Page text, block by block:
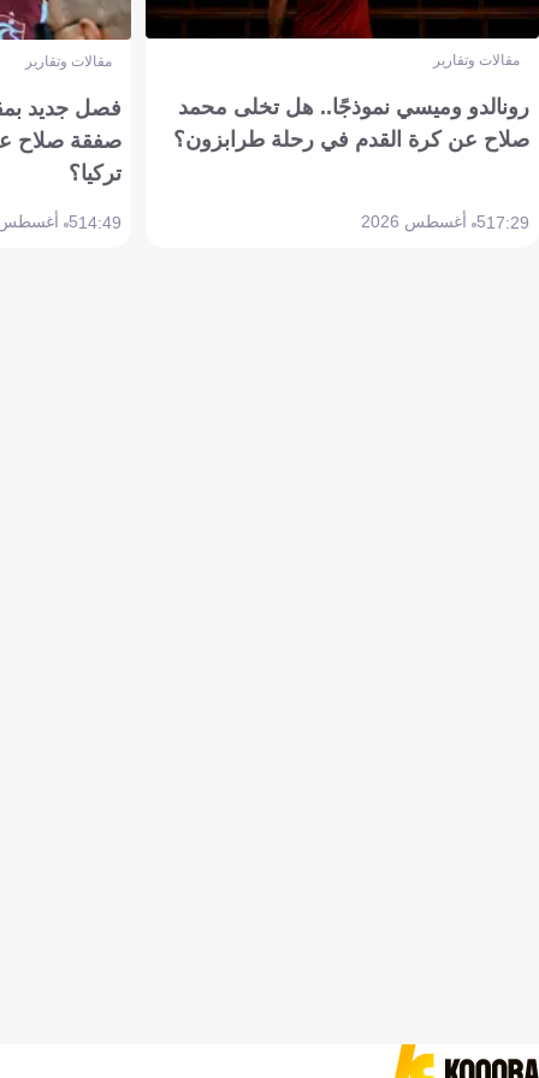
مقالات وتقارير
رونالدو وميسي نموذجًا.. هل تخلى محمد
صلاح عن كرة القدم في رحلة طرابزون؟
17:295 أغسطس 2026
مقالات وتقارير
فصل جديد
صفقة صلاح
تركيا؟
14:495 أغسطس 2026